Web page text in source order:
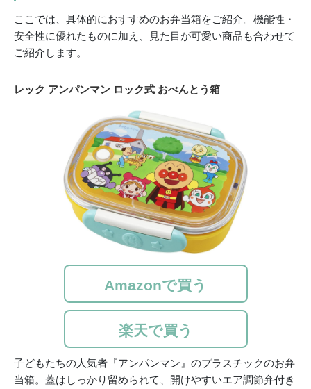
ここでは、具体的におすすめのお弁当箱をご紹介。機能性・
安全性に優れたものに加え、見た目が可愛い商品も合わせて
ご紹介します。
レック アンパンマン ロック式 おべんとう箱
Amazonで買う
楽天で買う
子どもたちの人気者『アンパンマン』のプラスチックのお弁
当箱。蓋はしっかり留められて、開けやすいエア調節弁付き